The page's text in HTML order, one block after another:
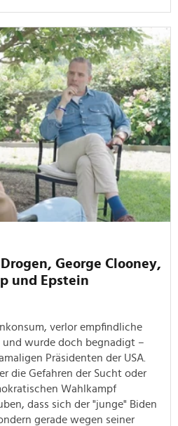
George Clooney,
und Epstein
verlor empfindliche
und wurde doch begnadigt –
Präsidenten der USA.
die Gefahren der Sucht oder
Wahlkampf
dass sich der "junge" Biden
gerade wegen seiner